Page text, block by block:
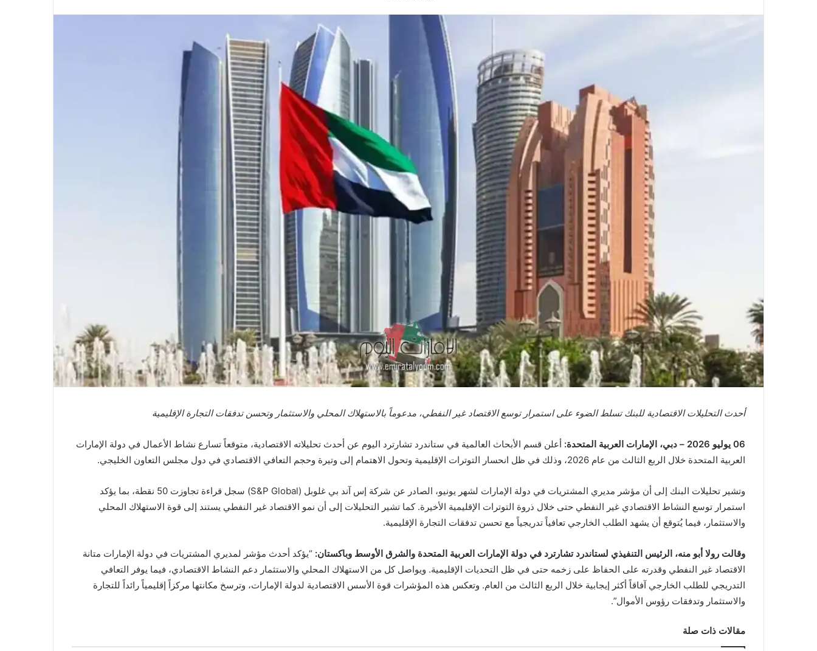
أحدث التحليلات الاقتصادية للبنك تسلط الضوء على استمرار توسع الاقتصاد غير النفطي، مدعوماً بالاستهلاك المحلي والاستثمار وتحسن تدفقات التجارة الإقليمية
06 يوليو 2026 – دبي، الإمارات العربية المتحدة:
أعلن قسم الأبحاث العالمية في ستاندرد تشارترد اليوم عن أحدث تحليلاته الاقتصادية، متوقعاً تسارع نشاط الأعمال في دولة الإمارات
العربية المتحدة خلال الربع الثالث من عام 2026، وذلك في ظل انحسار التوترات الإقليمية وتحول الاهتمام إلى وتيرة وحجم التعافي الاقتصادي في دول مجلس التعاون الخليجي.
وتشير تحليلات البنك إلى أن مؤشر مديري المشتريات في دولة الإمارات لشهر يونيو، الصادر عن شركة إس آند بي غلوبل (S&P Global) سجل قراءة تجاوزت 50 نقطة، بما يؤكد
استمرار توسع النشاط الاقتصادي غير النفطي حتى خلال ذروة التوترات الإقليمية الأخيرة. كما تشير التحليلات إلى أن نمو الاقتصاد غير النفطي يستند إلى قوة الاستهلاك المحلي
والاستثمار، فيما يُتوقع أن يشهد الطلب الخارجي تعافياً تدريجياً مع تحسن تدفقات التجارة الإقليمية.
وقالت رولا أبو منه، الرئيس التنفيذي لستاندرد تشارترد في دولة الإمارات العربية المتحدة والشرق الأوسط وباكستان: “يؤكد أحدث مؤشر لمديري المشتريات في دولة الإمارات متانة
الاقتصاد غير النفطي وقدرته على الحفاظ على زخمه حتى في ظل التحديات الإقليمية. ويواصل كل من الاستهلاك المحلي والاستثمار دعم النشاط الاقتصادي، فيما يوفر التعافي
التدريجي للطلب الخارجي آفاقاً أكثر إيجابية خلال الربع الثالث من العام. وتعكس هذه المؤشرات قوة الأسس الاقتصادية لدولة الإمارات، وترسخ مكانتها مركزاً إقليمياً رائداً للتجارة
والاستثمار وتدفقات رؤوس الأموال”.
مقالات ذات صلة